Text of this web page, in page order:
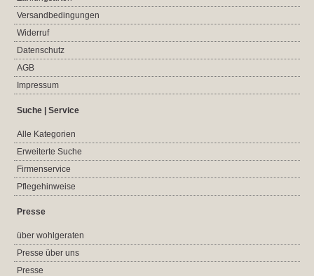
Versandbedingungen
Widerruf
Datenschutz
AGB
Impressum
Suche | Service
Alle Kategorien
Erweiterte Suche
Firmenservice
Pflegehinweise
Presse
über wohlgeraten
Presse über uns
Presse